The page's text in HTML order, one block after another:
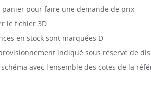
pour faire une demande de prix
le fichier 3D
en stock sont marquées D
indiqué sous réserve de
avec l'ensemble des cotes de la